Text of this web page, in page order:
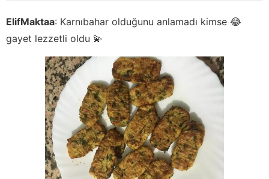
ElifMaktaa: Karnıbahar olduğunu anlamadı kimse 😂
gayet lezzetli oldu 💫